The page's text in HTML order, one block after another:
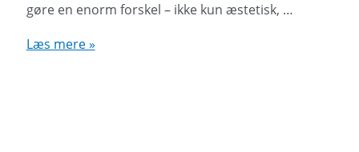
gøre en enorm forskel – ikke kun æstetisk, …
Entré
Læs mere »